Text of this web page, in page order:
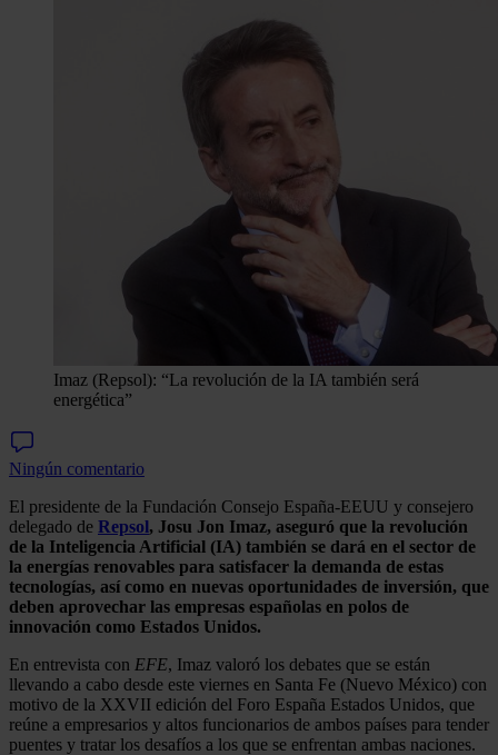
Imaz (Repsol): “La revolución de la IA también será
energética”
Ningún comentario
El presidente de la Fundación Consejo España-EEUU y consejero
delegado de Repsol, Josu Jon Imaz, aseguró que la revolución
de la Inteligencia Artificial (IA) también se dará en el sector de
la energías renovables para satisfacer la demanda de estas
tecnologías, así como en nuevas oportunidades de inversión, que
deben aprovechar las empresas españolas en polos de
innovación como Estados Unidos.
En entrevista con EFE, Imaz valoró los debates que se están
llevando a cabo desde este viernes en Santa Fe (Nuevo México) con
motivo de la XXVII edición del Foro España Estados Unidos, que
reúne a empresarios y altos funcionarios de ambos países para tender
puentes y tratar los desafíos a los que se enfrentan ambas naciones.